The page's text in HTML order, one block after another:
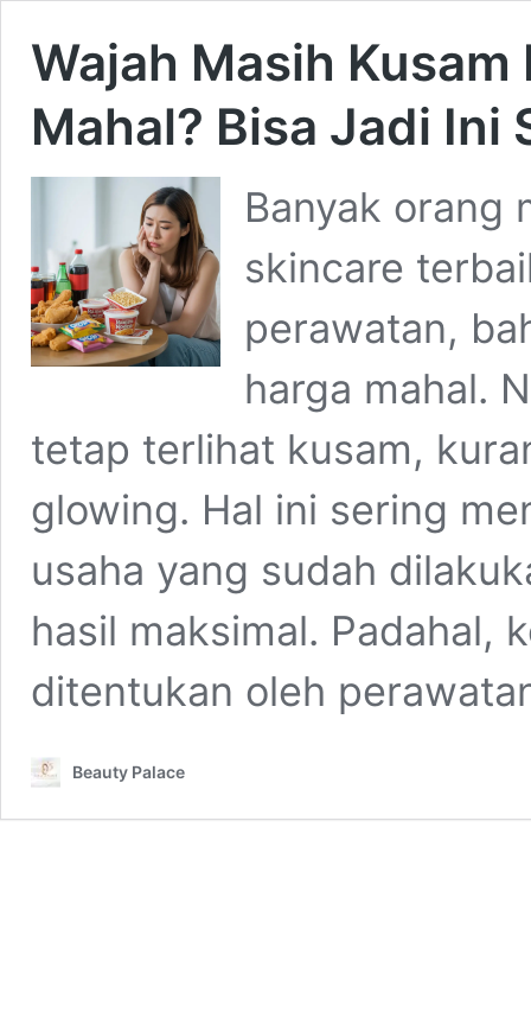
Wajah Masih
Mahal? Bisa Jadi Ini
Banyak orang
skincare
perawatan,
harga mahal.
tetap terlihat kusam,
glowing. Hal ini sering
usaha yang sudah
hasil maksimal. Padahal,
ditentukan oleh
Beauty Palace